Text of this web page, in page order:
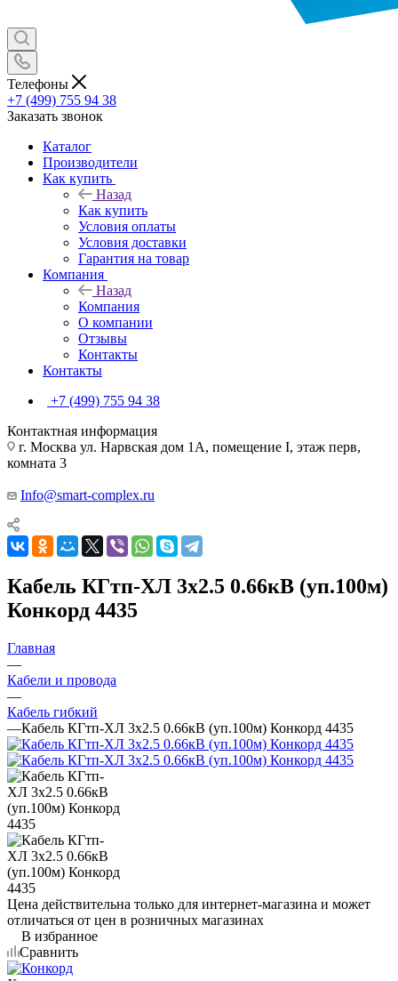
Телефоны
+7 (499) 755 94 38
Заказать звонок
Каталог
Производители
Как купить
Назад
Как купить
Условия оплаты
Условия доставки
Гарантия на товар
Компания
Назад
Компания
О компании
Отзывы
Контакты
Контакты
+7 (499) 755 94 38
Контактная информация
г. Москва ул. Нарвская дом 1А, помещение I, этаж перв,
комната 3
Info@smart-complex.ru
Кабель КГтп-ХЛ 3х2.5 0.66кВ (уп.100м)
Конкорд 4435
Главная
—
Кабели и провода
—
Кабель гибкий
—Кабель КГтп-ХЛ 3х2.5 0.66кВ (уп.100м) Конкорд 4435
Цена действительна только для интернет-магазина и может
отличаться от цен в розничных магазинах
В избранное
Сравнить